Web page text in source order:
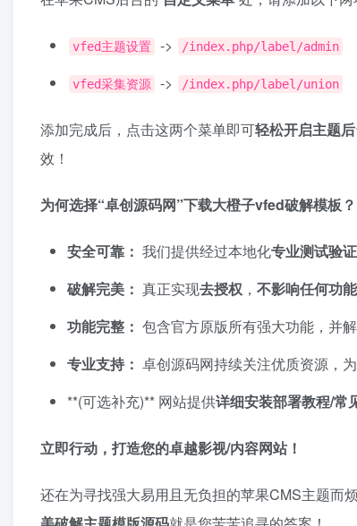
vfed主题设置 -> /index.php/label/admin
vfed采集资源 -> /index.php/label/union
添加完成后，点击这两个菜单即可轻松开启主题
效！
为何选择“卓创源码网”下载大橙子vfed破解模板？
安全可靠：​ 我们提供经过本地化专业测试验证
破解完美：​ 真正实现去授权 ，​ 不影响任何功
功能完整：​ 包含官方原版所有强大功能，并解
专业支持：​ 卓创源码网持续关注优质资源，
​**(可选补充)** 网站提供详细安装部署教程/常
立即行动，打造您的卓越影视/内容网站！​
还在为寻找强大易用且无负担的苹果CMS主题而